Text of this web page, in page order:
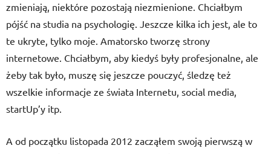
zmieniają, niektóre pozostają niezmienione. Chciałbym
pójść na studia na psychologię. Jeszcze kilka ich jest, ale to
te ukryte, tylko moje. Amatorsko tworzę strony
internetowe. Chciałbym, aby kiedyś były profesjonalne, ale
żeby tak było, muszę się jeszcze pouczyć, śledzę też
wszelkie informacje ze świata Internetu, social media,
startUp’y itp.
A od początku listopada 2012 zacząłem swoją pierwszą w